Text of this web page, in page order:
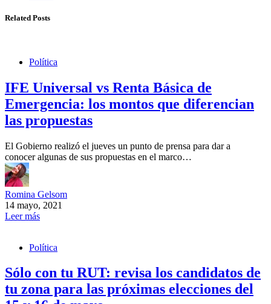
Related Posts
Política
IFE Universal vs Renta Básica de
Emergencia: los montos que diferencian
las propuestas
El Gobierno realizó el jueves un punto de prensa para dar a
conocer algunas de sus propuestas en el marco…
Romina Gelsom
14 mayo, 2021
Leer más
Política
Sólo con tu RUT: revisa los candidatos de
tu zona para las próximas elecciones del